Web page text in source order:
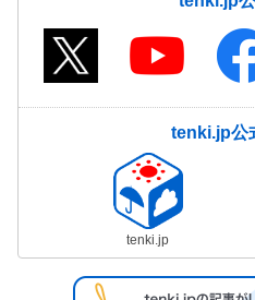
tenki.jp公
tenki.jp